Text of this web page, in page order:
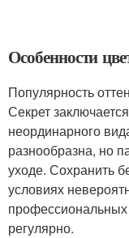
Особенности
Популярность
Секрет
неординарного
разнообразна, но
уходе. Сохранить
условиях
регулярно.